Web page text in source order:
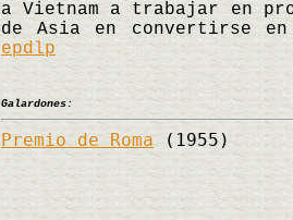
a Vietnam a trabajar en
de Asia en convertirse
epdlp
Galardones:
Premio de Roma(1955)